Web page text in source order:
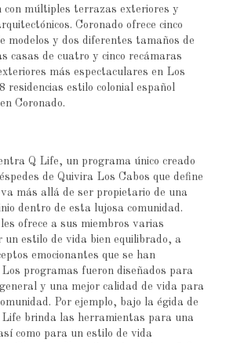
con múltiples terrazas exteriores y
Coronado ofrece cinco
modelos y dos diferentes tamaños de
casas de cuatro y cinco recámaras
más espectaculares en Los
residencias estilo colonial español
Coronado.
Q Life, un programa único creado
de Quivira Los Cabos que define
más allá de ser propietario de una
dentro de esta lujosa comunidad.
ofrece a sus miembros varias
estilo de vida bien equilibrado, a
emocionantes que se han
programas fueron diseñados para
y una mejor calidad de vida para
Por ejemplo, bajo la égida de
brinda las herramientas para una
como para un estilo de vida